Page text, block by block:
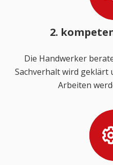
2.
Die Handwerker
Sachverhalt wird geklärt
Arbeiten